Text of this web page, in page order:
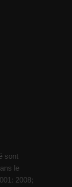
sont
le
2008;